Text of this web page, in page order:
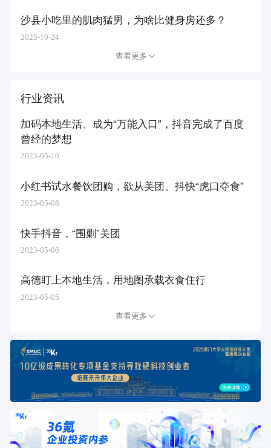
沙县小吃里的肌肉猛男，为啥比健身房还多？
2025-10-24
查看更多
行业资讯
加码本地生活、成为“万能入口”，抖音完成了百度
曾经的梦想
2023-05-10
小红书试水餐饮团购，欲从美团、抖快“虎口夺食”
2023-05-08
快手抖音，“围剿”美团
2023-05-06
高德盯上本地生活，用地图承载衣食住行
2023-05-05
查看更多